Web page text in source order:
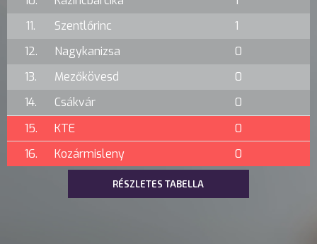
11.
Szentlőrinc
1
12.
Nagykanizsa
0
13.
Mezőkövesd
0
14.
Csákvár
0
15.
KTE
0
16.
Kozármisleny 0
RÉSZLETES TABELLA